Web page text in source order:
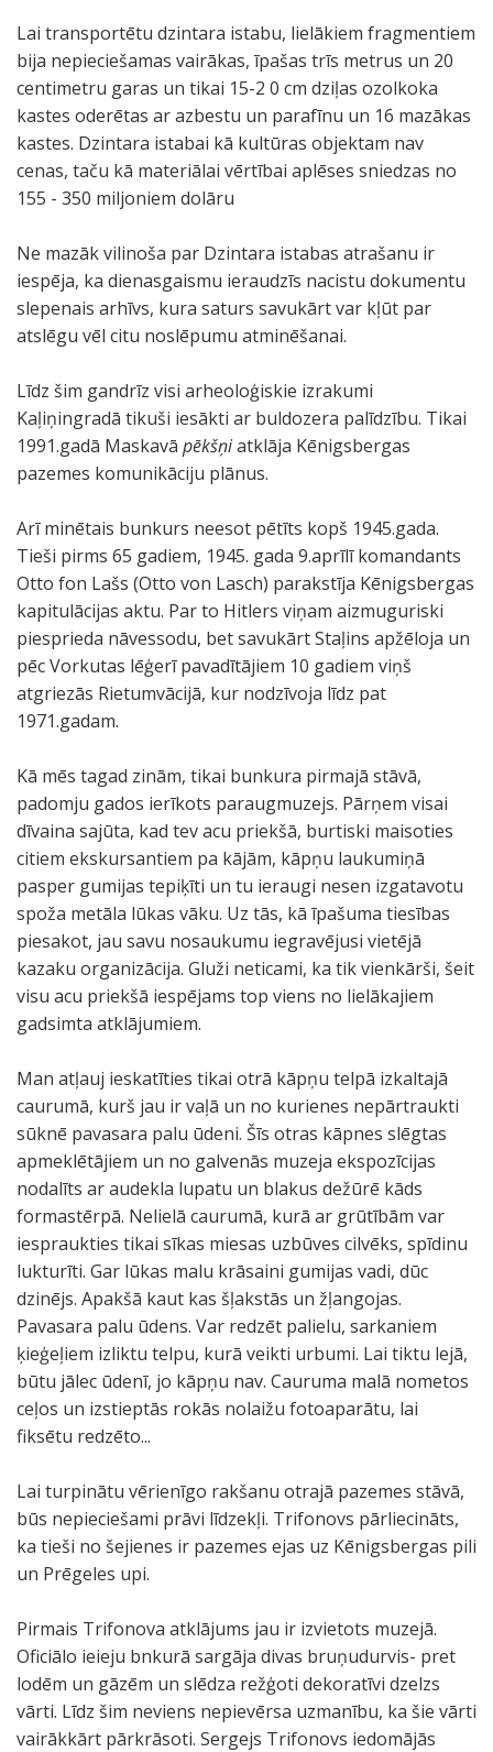
Lai transportētu dzintara istabu, lielākiem fragmentiem
bija nepieciešamas vairākas, īpašas trīs metrus un 20
centimetru garas un tikai 15-2 0 cm dziļas ozolkoka
kastes oderētas ar azbestu un parafīnu un 16 mazākas
kastes. Dzintara istabai kā kultūras objektam nav
cenas, taču kā materiālai vērtībai aplēses sniedzas no
155 - 350 miljoniem dolāru
Ne mazāk vilinoša par Dzintara istabas atrašanu ir
iespēja, ka dienasgaismu ieraudzīs nacistu dokumentu
slepenais arhīvs, kura saturs savukārt var kļūt par
atslēgu vēl citu noslēpumu atminēšanai.
Līdz šim gandrīz visi arheoloģiskie izrakumi
Kaļiņingradā tikuši iesākti ar buldozera palīdzību. Tikai
1991.gadā Maskavā pēkšņiatklāja Kēnigsbergas
pazemes komunikāciju plānus.
Arī minētais bunkurs neesot pētīts kopš 1945.gada.
Tieši pirms 65 gadiem, 1945. gada 9.aprīlī komandants
Otto fon Lašs (Otto von Lasch) parakstīja Kēnigsbergas
kapitulācijas aktu. Par to Hitlers viņam aizmuguriski
piesprieda nāvessodu, bet savukārt Staļins apžēloja un
pēc Vorkutas lēģerī pavadītājiem 10 gadiem viņš
atgriezās Rietumvācijā, kur nodzīvoja līdz pat
1971.gadam.
Kā mēs tagad zinām, tikai bunkura pirmajā stāvā,
padomju gados ierīkots paraugmuzejs. Pārņem visai
dīvaina sajūta, kad tev acu priekšā, burtiski maisoties
citiem ekskursantiem pa kājām, kāpņu laukumiņā
pasper gumijas tepiķīti un tu ieraugi nesen izgatavotu
spoža metāla lūkas vāku. Uz tās, kā īpašuma tiesības
piesakot, jau savu nosaukumu iegravējusi vietējā
kazaku organizācija. Gluži neticami, ka tik vienkārši, šeit
visu acu priekšā iespējams top viens no lielākajiem
gadsimta atklājumiem.
Man atļauj ieskatīties tikai otrā kāpņu telpā izkaltajā
caurumā, kurš jau ir vaļā un no kurienes nepārtraukti
sūknē pavasara palu ūdeni. Šīs otras kāpnes slēgtas
apmeklētājiem un no galvenās muzeja ekspozīcijas
nodalīts ar audekla lupatu un blakus dežūrē kāds
formastērpā. Nelielā caurumā, kurā ar grūtībām var
iespraukties tikai sīkas miesas uzbūves cilvēks, spīdinu
lukturīti. Gar lūkas malu krāsaini gumijas vadi, dūc
dzinējs. Apakšā kaut kas šļakstās un žļangojas.
Pavasara palu ūdens. Var redzēt palielu, sarkaniem
ķieģeļiem izliktu telpu, kurā veikti urbumi. Lai tiktu lejā,
būtu jālec ūdenī, jo kāpņu nav. Cauruma malā nometos
ceļos un izstieptās rokās nolaižu fotoaparātu, lai
fiksētu redzēto...
Lai turpinātu vērienīgo rakšanu otrajā pazemes stāvā,
būs nepieciešami prāvi līdzekļi. Trifonovs pārliecināts,
ka tieši no šejienes ir pazemes ejas uz Kēnigsbergas pili
un Prēgeles upi.
Pirmais Trifonova atklājums jau ir izvietots muzejā.
Oficiālo ieieju bnkurā sargāja divas bruņudurvis- pret
lodēm un gāzēm un slēdza režģoti dekoratīvi dzelzs
vārti. Līdz šim neviens nepievērsa uzmanību, ka šie vārti
vairākkārt pārkrāsoti. Sergejs Trifonovs iedomājās